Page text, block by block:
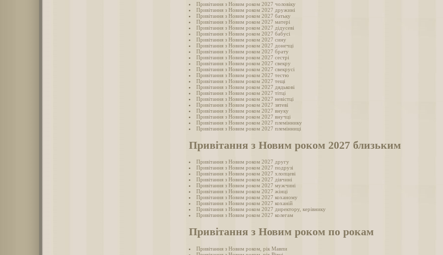
Привітання з Новим роком 2027 чоловіку
Привітання з Новим роком 2027 дружині
Привітання з Новим роком 2027 батьку
Привітання з Новим роком 2027 матері
Привітання з Новим роком 2027 дідусеві
Привітання з Новим роком 2027 бабусі
Привітання з Новим роком 2027 сину
Привітання з Новим роком 2027 донечці
Привітання з Новим роком 2027 брату
Привітання з Новим роком 2027 сестрі
Привітання з Новим роком 2027 свекру
Привітання з Новим роком 2027 свекрусі
Привітання з Новим роком 2027 тестю
Привітання з Новим роком 2027 тещі
Привітання з Новим роком 2027 дядькові
Привітання з Новим роком 2027 тітці
Привітання з Новим роком 2027 невістці
Привітання з Новим роком 2027 зятеві
Привітання з Новим роком 2027 внуку
Привітання з Новим роком 2027 внучці
Привітання з Новим роком 2027 племіннику
Привітання з Новим роком 2027 племінниці
Привітання з Новим роком 2027 близьким
Привітання з Новим роком 2027 другу
Привітання з Новим роком 2027 подрузі
Привітання з Новим роком 2027 хлопцеві
Привітання з Новим роком 2027 дівчині
Привітання з Новим роком 2027 мужчині
Привітання з Новим роком 2027 жінці
Привітання з Новим роком 2027 коханому
Привітання з Новим роком 2027 коханій
Привітання з Новим роком 2027 директору, керівнику
Привітання з Новим роком 2027 колегам
Привітання з Новим роком по рокам
Привітання з Новим роком, рік Мавпи